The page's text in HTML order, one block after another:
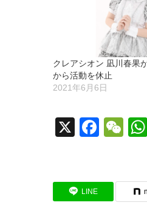
クレアシオン 凪川春果
から活動を休止
2021年6月6日
X
LINE